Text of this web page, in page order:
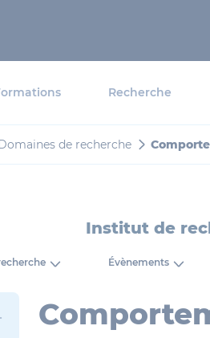
Recherche
de recherche
Institut de
Évènements